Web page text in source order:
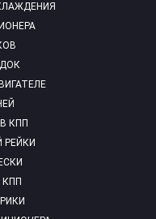
КПП
РЕЙКИ